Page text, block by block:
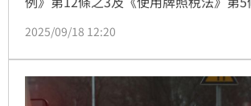
實施期間5年，至2030年12月31日。行
與立法院朝野各黨團溝通協調，儘速完
2025/09/18 12:20